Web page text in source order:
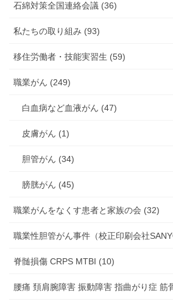
石綿対策全国連絡会議 (36)
私たちの取り組み (93)
移住労働者・技能実習生 (59)
職業がん (249)
白血病など血液がん (47)
皮膚がん (1)
胆管がん (34)
膀胱がん (45)
職業がんをなくす患者と家族の会 (32)
職業性胆管がん事件（校正印刷会社
脊髄損傷 CRPS MTBI (10)
腰痛 頚肩腕障害 振動障害 指曲がり症 筋